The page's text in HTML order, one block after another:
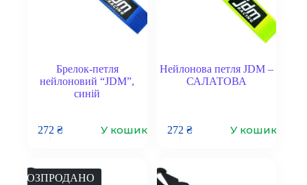
Брелок-петля
нейлоновий “JDM”,
синій
272₴ У кошик
Нейлонова петля JDM –
САЛАТОВА
272 ₴ У кошик
РОЗПРОДАНО